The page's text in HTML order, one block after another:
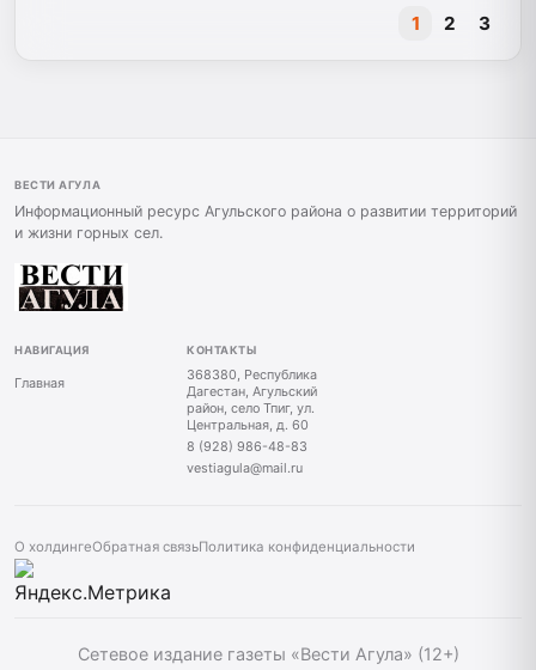
1 2 3
ВЕСТИ АГУЛА
Информационный ресурс Агульского района о развитии территорий
и жизни горных сел.
НАВИГАЦИЯ
Главная
КОНТАКТЫ
368380, Республика
Дагестан, Агульский
район, село Тпиг, ул.
Центральная, д. 60
8 (928) 986-48-83
vestiagula@mail.ru
О холдингеОбратная связьПолитика конфиденциальности
Сетевое издание газеты «Вести Агула» (12+)